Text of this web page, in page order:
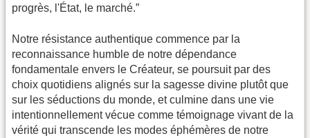
progrès, l'État, le marché.”
Notre résistance authentique commence par la
reconnaissance humble de notre dépendance
fondamentale envers le Créateur, se poursuit par des
choix quotidiens alignés sur la sagesse divine plutôt que
sur les séductions du monde, et culmine dans une vie
intentionnellement vécue comme témoignage vivant de la
vérité qui transcende les modes éphémères de notre